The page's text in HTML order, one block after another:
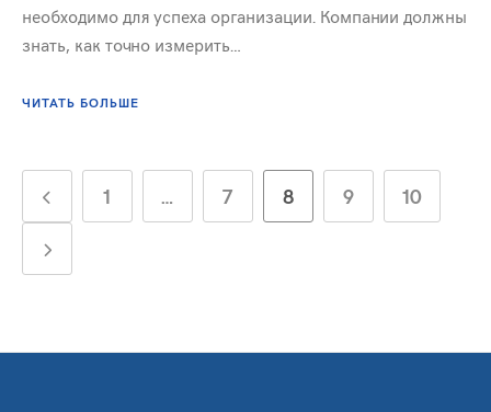
необходимо для успеха организации. Компании должны
знать, как точно измерить…
ЧИТАТЬ БОЛЬШЕ
1 … 7 8 9 10